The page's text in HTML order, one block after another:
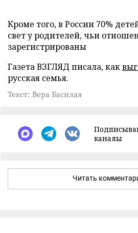
Кроме того, в России 70%
свет у родителей, чьи
зарегистрированы
Газета ВЗГЛЯД писала, как
русская семья.
Текст: Вера Басилая
каналы
Читать